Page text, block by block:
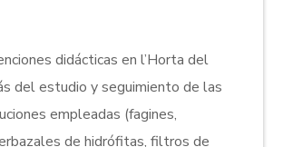
didácticas en l’Horta del
del estudio y seguimiento de las
empleadas (fagines,
de hidrófitas, filtros de